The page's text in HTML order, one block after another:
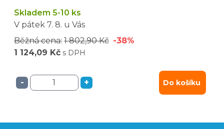
Skladem 5-10 ks
V pátek 7. 8. u Vás
Běžná cena: 1 802,90 Kč -38%
1 124,09 Kč s DPH
- + Do košíku